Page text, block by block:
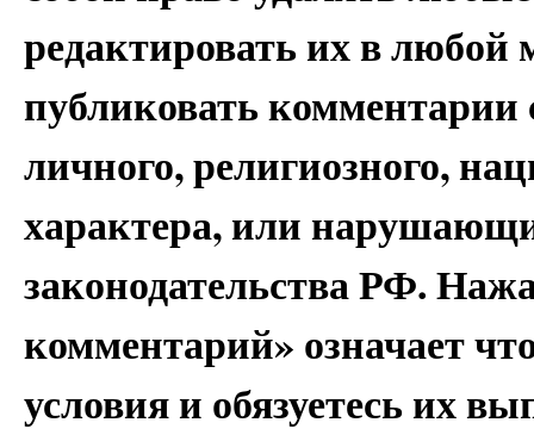
редактировать их в
публиковать
личного, религиозного,
характера, или
законодательства РФ.
комментарий» означает
условия и обязуетесь их